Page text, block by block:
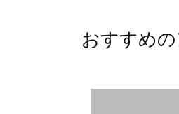
おすすめ